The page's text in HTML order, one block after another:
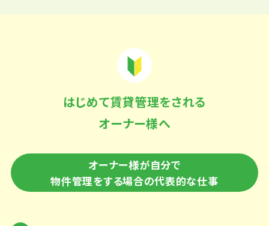
はじめて賃貸管理をされる
オーナー様へ
オーナー様が自分で
物件管理をする場合の代表的な仕事